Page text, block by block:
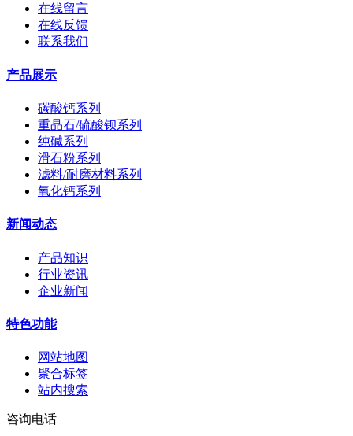
在线留言
在线反馈
联系我们
产品展示
碳酸钙系列
重晶石/硫酸钡系列
纯碱系列
滑石粉系列
滤料/耐磨材料系列
氧化钙系列
新闻动态
产品知识
行业资讯
企业新闻
特色功能
网站地图
聚合标签
站内搜索
咨询电话